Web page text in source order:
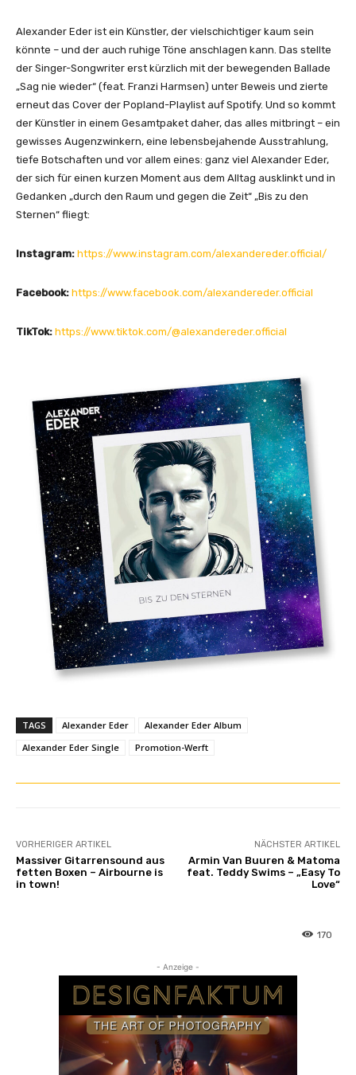
Alexander Eder ist ein Künstler, der vielschichtiger kaum sein
könnte – und der auch ruhige Töne anschlagen kann. Das stellte
der Singer-Songwriter erst kürzlich mit der bewegenden Ballade
„Sag nie wieder“ (feat. Franzi Harmsen) unter Beweis und zierte
erneut das Cover der Popland-Playlist auf Spotify. Und so kommt
der Künstler in einem Gesamtpaket daher, das alles mitbringt – ein
gewisses Augenzwinkern, eine lebensbejahende Ausstrahlung,
tiefe Botschaften und vor allem eines: ganz viel Alexander Eder,
der sich für einen kurzen Moment aus dem Alltag ausklinkt und in
Gedanken „durch den Raum und gegen die Zeit“ „Bis zu den
Sternen“ fliegt:
Instagram: https://www.instagram.com/alexandereder.official/
Facebook: https://www.facebook.com/alexandereder.official
TikTok: https://www.tiktok.com/@alexandereder.official
TAGS Alexander Eder
Alexander Eder Album
Alexander Eder Single
Promotion-Werft
VORHERIGER ARTIKEL
Massiver Gitarrensound aus
fetten Boxen – Airbourne is
in town!
NÄCHSTER ARTIKEL
Armin Van Buuren & Matoma
feat. Teddy Swims – „Easy To
Love“
170
- Anzeige -